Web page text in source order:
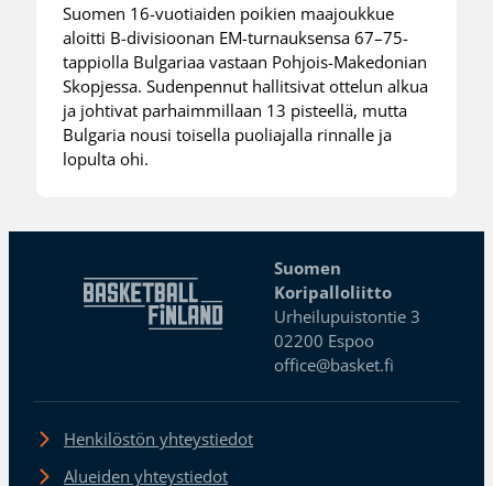
Suomen 16-vuotiaiden poikien maajoukkue
aloitti B-divisioonan EM-turnauksensa 67–75-
tappiolla Bulgariaa vastaan Pohjois-Makedonian
Skopjessa. Sudenpennut hallitsivat ottelun alkua
ja johtivat parhaimmillaan 13 pisteellä, mutta
Bulgaria nousi toisella puoliajalla rinnalle ja
lopulta ohi.
Suomen
Koripalloliitto
Urheilupuistontie 3
02200 Espoo
office@basket.fi
Henkilöstön yhteystiedot
Alueiden yhteystiedot